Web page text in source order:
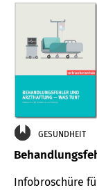
GESUNDHEIT
Infobroschüre